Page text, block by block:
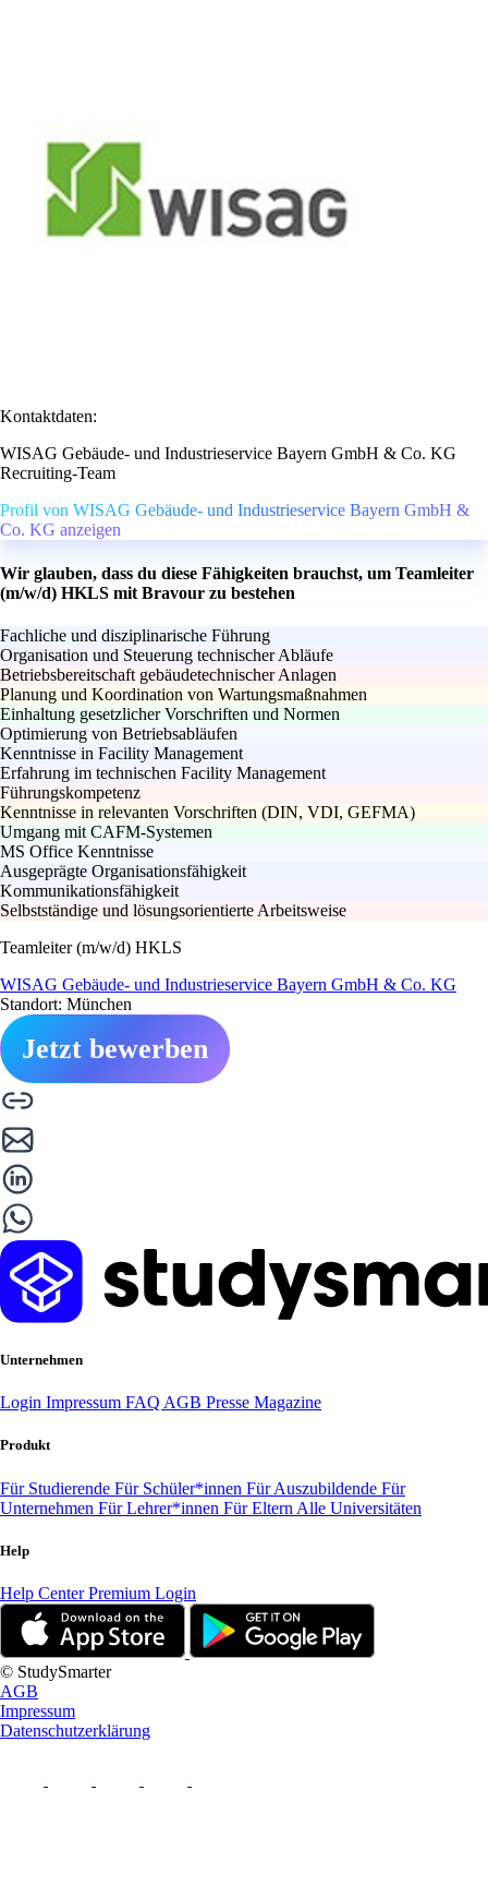
Kontaktdaten:
WISAG Gebäude- und Industrieservice Bayern GmbH & Co. KG
Recruiting-Team
Profil von WISAG Gebäude- und Industrieservice Bayern GmbH &
Co. KG anzeigen
Wir glauben, dass du diese Fähigkeiten brauchst, um Teamleiter
(m/w/d) HKLS mit Bravour zu bestehen
Fachliche und disziplinarische Führung
Organisation und Steuerung technischer Abläufe
Betriebsbereitschaft gebäudetechnischer Anlagen
Planung und Koordination von Wartungsmaßnahmen
Einhaltung gesetzlicher Vorschriften und Normen
Optimierung von Betriebsabläufen
Kenntnisse in Facility Management
Erfahrung im technischen Facility Management
Führungskompetenz
Kenntnisse in relevanten Vorschriften (DIN, VDI, GEFMA)
Umgang mit CAFM-Systemen
MS Office Kenntnisse
Ausgeprägte Organisationsfähigkeit
Kommunikationsfähigkeit
Selbstständige und lösungsorientierte Arbeitsweise
Teamleiter (m/w/d) HKLS
WISAG Gebäude- und Industrieservice Bayern GmbH & Co. KG
Standort: München
Jetzt bewerben
Unternehmen
Login Impressum FAQ AGB Presse Magazine
Produkt
Für Studierende Für Schüler*innen Für Auszubildende Für
Unternehmen Für Lehrer*innen Für Eltern Alle Universitäten
Help
Help CenterPremium Login
© StudySmarter
AGB
Impressum
Datenschutzerklärung